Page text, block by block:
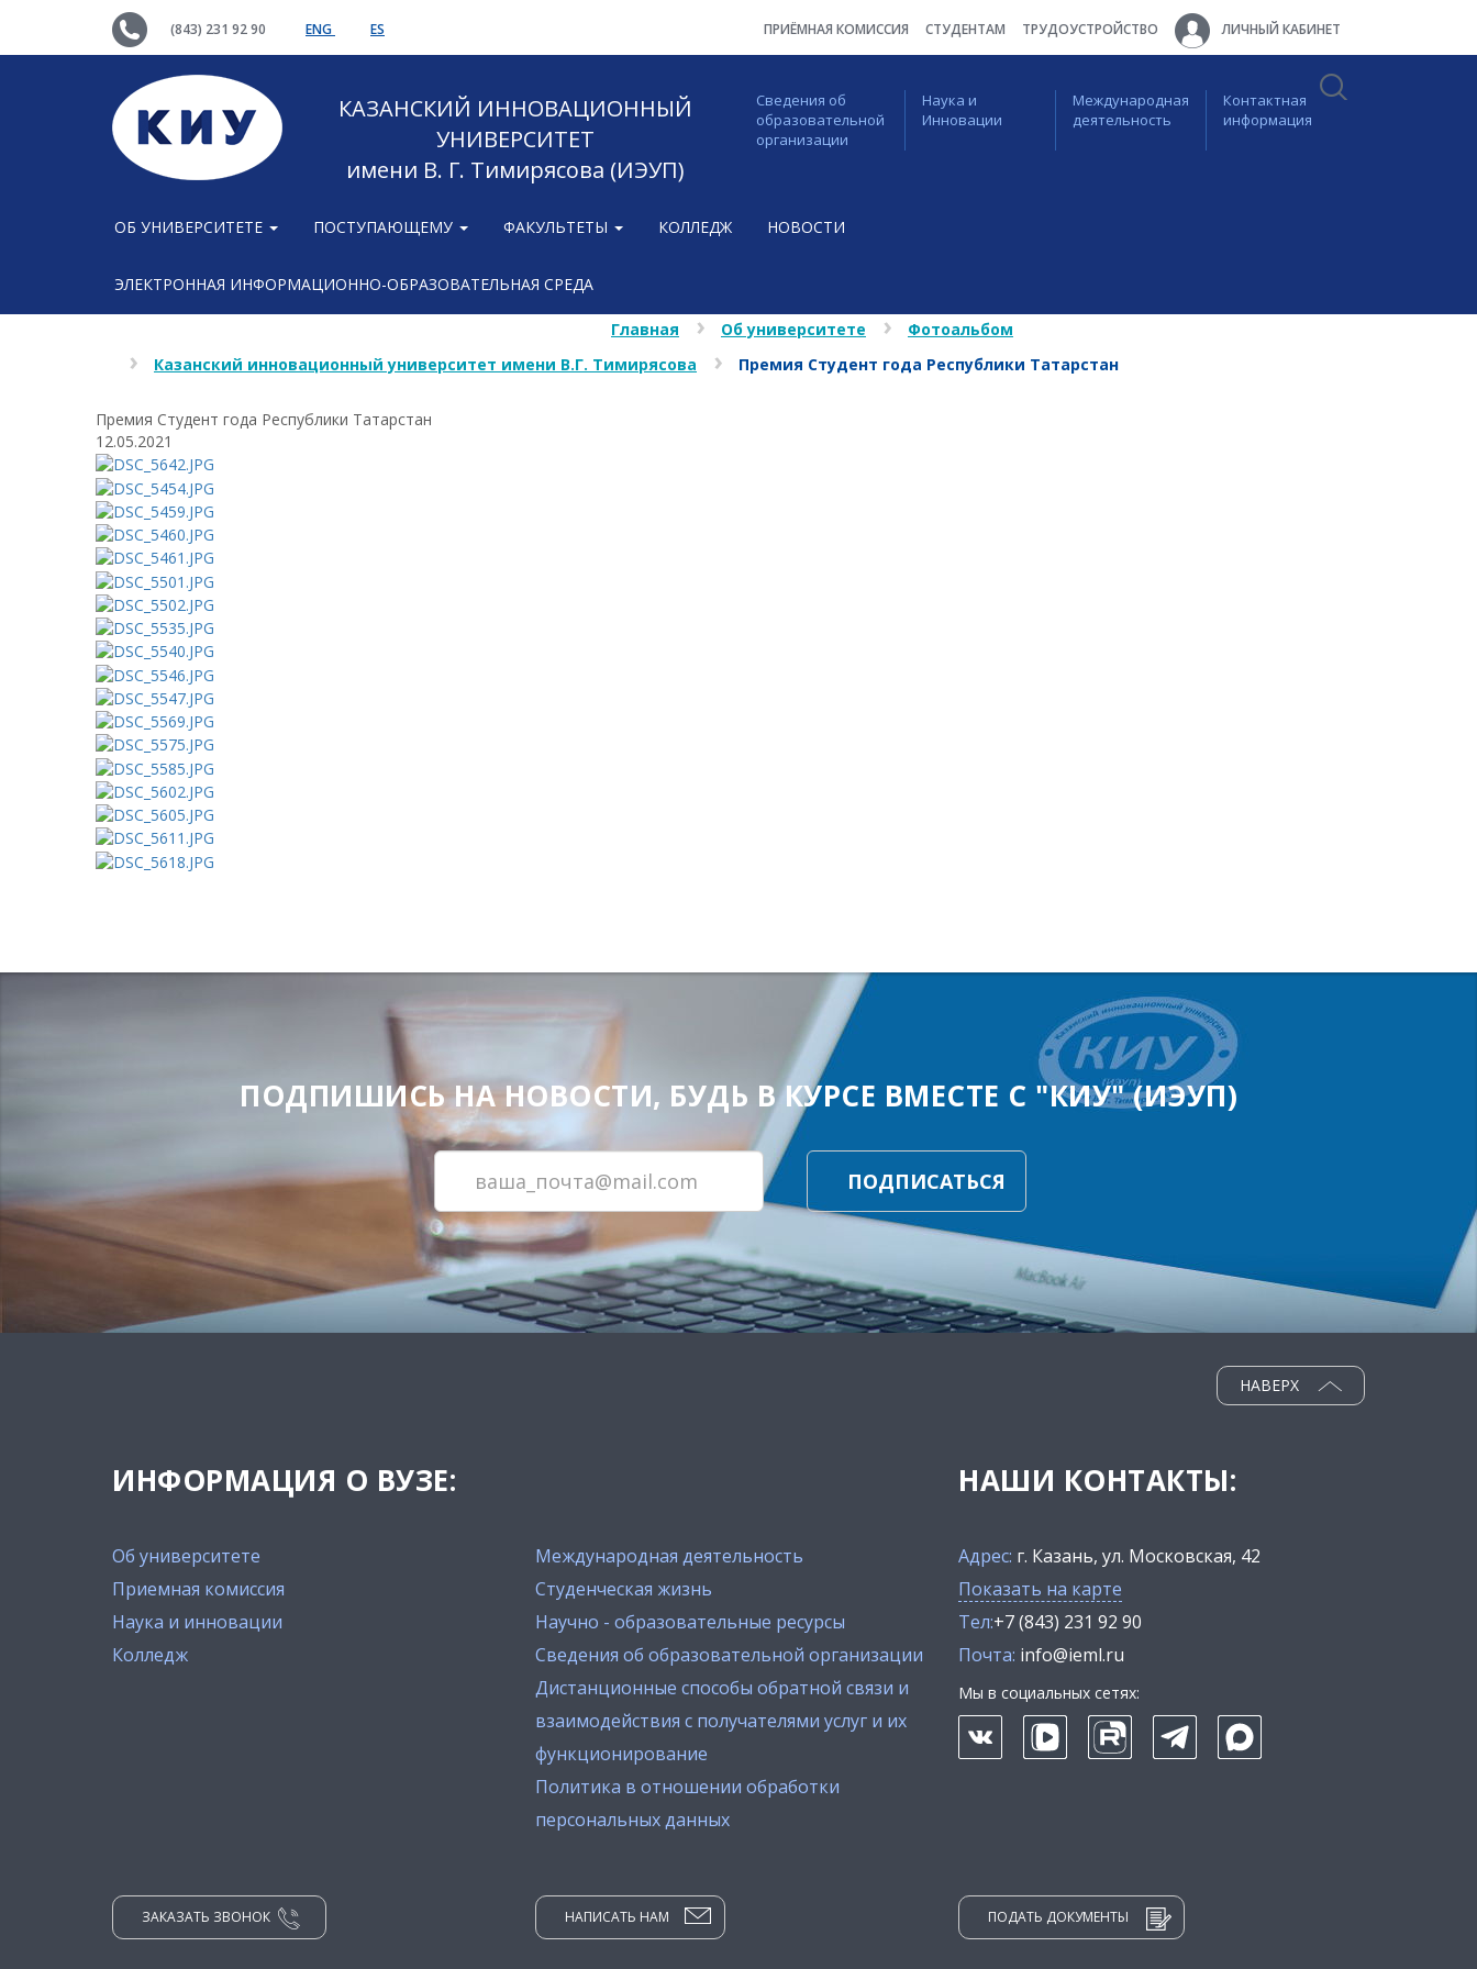
(843) 231 92 90 ENG ES ПРИЁМНАЯ КОМИССИЯ СТУДЕНТАМ ТРУДОУСТРОЙСТВО ЛИЧНЫЙ КАБИНЕТ
КАЗАНСКИЙ ИННОВАЦИОННЫЙ
УНИВЕРСИТЕТ
имени В. Г. Тимирясова (ИЭУП)
Сведения об
образовательной
организации
Наука и
Инновации
Международная
деятельность
Контактная
информация
ОБ УНИВЕРСИТЕТЕ ПОСТУПАЮЩЕМУ ФАКУЛЬТЕТЫ КОЛЛЕДЖ НОВОСТИ
ЭЛЕКТРОННАЯ ИНФОРМАЦИОННО-ОБРАЗОВАТЕЛЬНАЯ СРЕДА
Главная Об университете
Фотоальбом
Казанский инновационный университет имени В.Г. Тимирясова
Премия Студент года Республики Татарстан
Премия Студент года Республики Татарстан
12.05.2021
ПОДПИШИСЬ НА НОВОСТИ, БУДЬ В КУРСЕ ВМЕСТЕ С "КИУ" (ИЭУП)
ПОДПИСАТЬСЯ
ИНФОРМАЦИЯ О ВУЗЕ:
Об университете
Приемная комиссия
Наука и инновации
Колледж
Международная деятельность
Студенческая жизнь
Научно - образовательные ресурсы
Сведения об образовательной организации
Дистанционные способы обратной связи и
взаимодействия с получателями услуг и их
функционирование
Политика в отношении обработки
персональных данных
НАВЕРХ
НАШИ КОНТАКТЫ:
Адрес: г. Казань, ул. Московская, 42
Показать на карте
Тел:+7 (843) 231 92 90
Почта: info@ieml.ru
Мы в социальных сетях:
ЗАКАЗАТЬ ЗВОНОК НАПИСАТЬ НАМ ПОДАТЬ ДОКУМЕНТЫ